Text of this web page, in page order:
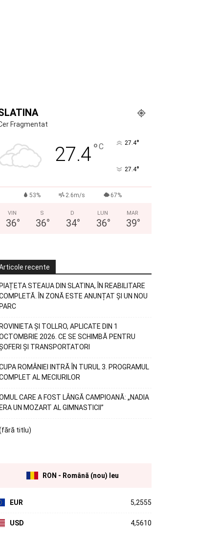
Fragmentat
27.4°C 27.4°
27.4°
53% 2.6m/s 67%
VIN
36°
S
36°
D
34°
LUN
36°
MAR
39°
recente
PIAȚETA STEAUA DIN SLATINA, ÎN REABILITARE
ÎN ZONĂ ESTE ANUNȚAT ȘI UN NOU
PARC
ROVINIETA ȘI TOLLRO, APLICATE DIN 1
2026. CE SE SCHIMBĂ PENTRU
ȘI TRANSPORTATORI
ROMÂNIEI INTRĂ ÎN TURUL 3. PROGRAMUL
AL MECIURILOR
CARE A FOST LÂNGĂ CAMPIOANĂ: „NADIA
ERA UN MOZART AL GIMNASTICII”
titlu)
RON - Română (nou) leu
EUR 5,2555
USD 4,5610